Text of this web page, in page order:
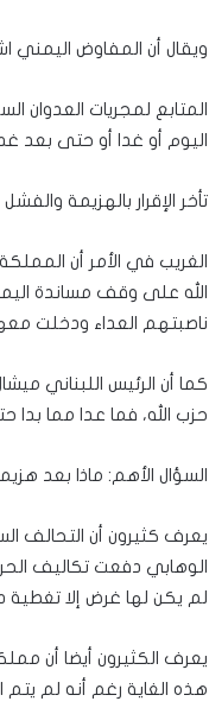
ويقال أن المفاوض اليمني
المتابع لمجريات
اليوم أو غدا أو حتى بعد
تأخر الإقرار بالهزيمة
الغريب في الأمر أن
الله على وقف مساندة
ناصبتهم العداء ودخلت
كما أن الرئيس اللبناني
حزب الله، فما عدا مما
السؤال الأهم: ماذا بعد
يعرف كثيرون أن التحالف
لم يكن لها غرض إلا تغطية
يعرف الكثيرون أيضا أن
هذه الغاية رغم أنه لم